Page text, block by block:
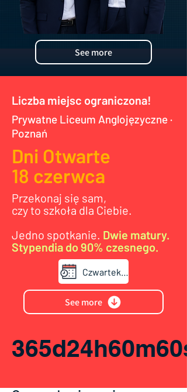
See more
Liczba miejsc ograniczona!
Prywatne Liceum Anglojęzyczne ·
Poznań
Dni Otwarte
18 czerwca
Przekonaj się sam,
czy to szkoła dla Ciebie.
Jedno spotkanie. Dwie matury.
Stypendia do 90% czesnego.
Czwartek, 18 czerwca
See more
365d24h60m60s